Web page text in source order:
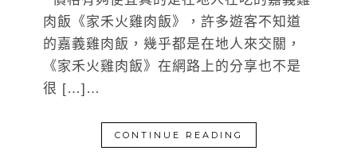
肉飯《家禾火雞肉飯》，許多遊客不知道
的嘉義雞肉飯，幾乎都是在地人來交關，
《家禾火雞肉飯》在網路上的分享也不是
很 […]…
CONTINUE READING